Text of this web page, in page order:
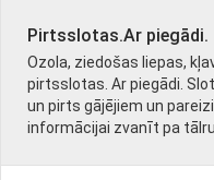
Pirtsslotas.Ar piegādi.
Ozola, ziedošas liepas,
pirtsslotas. Ar piegādi.
un pirts gājējiem un
informācijai zvanīt pa